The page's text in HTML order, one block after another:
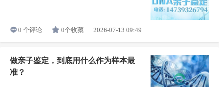
0 个评论 0个收藏 2026-07-13 09:49
做亲子鉴定，到底用什么作为样本最
准？